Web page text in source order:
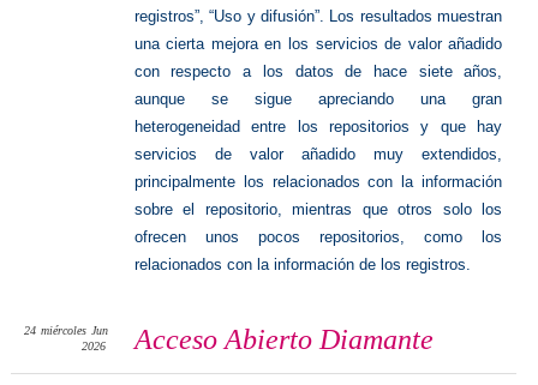
registros”, “Uso y difusión”. Los resultados muestran
una cierta mejora en los servicios de valor añadido
con respecto a los datos de hace siete años,
aunque se sigue apreciando una gran
heterogeneidad entre los repositorios y que hay
servicios de valor añadido muy extendidos,
principalmente los relacionados con la información
sobre el repositorio, mientras que otros solo los
ofrecen unos pocos repositorios, como los
relacionados con la información de los registros.
Acceso Abierto Diamante
24 miércoles Jun
2026